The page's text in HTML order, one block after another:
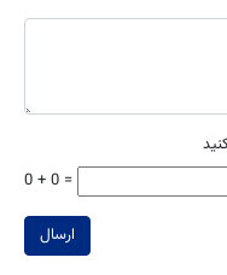
0 + 0 =
ارسال